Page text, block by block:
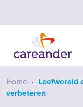
Home · Leefwereld
verbeteren